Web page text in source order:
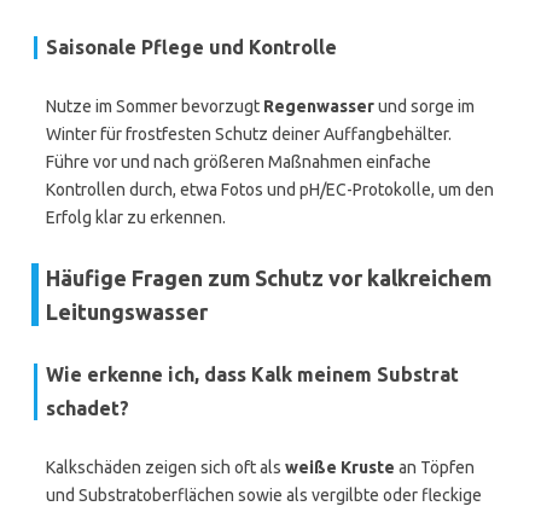
Saisonale Pflege und Kontrolle
Nutze im Sommer bevorzugt Regenwasserund sorge im
Winter für frostfesten Schutz deiner Auffangbehälter.
Führe vor und nach größeren Maßnahmen einfache
Kontrollen durch, etwa Fotos und pH/EC-Protokolle, um den
Erfolg klar zu erkennen.
Häufige Fragen zum Schutz vor kalkreichem
Leitungswasser
Wie erkenne ich, dass Kalk meinem Substrat
schadet?
Kalkschäden zeigen sich oft als weiße Kruste an Töpfen
und Substratoberflächen sowie als vergilbte oder fleckige